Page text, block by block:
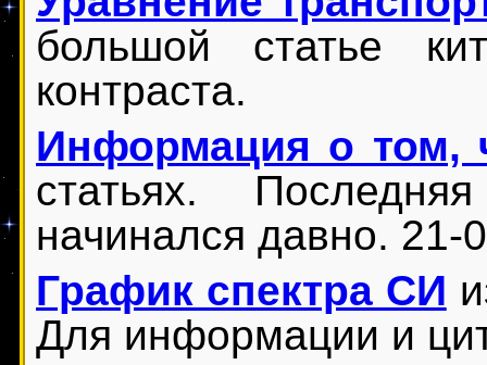
большой статье
контраста.
Информация о том,
статьях.
начинался давно. 21-
График спектра СИ
Для информации и